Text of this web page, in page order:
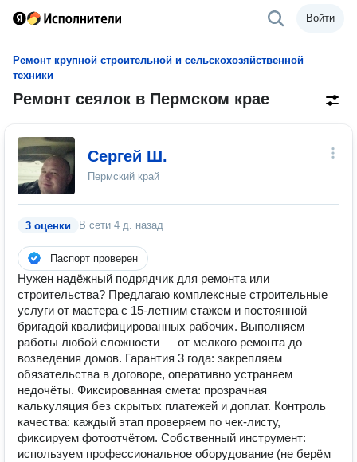
Войти
Ремонт крупной строительной и сельскохозяйственной
техники
Ремонт сеялок в Пермском крае
Сергей Ш.
Пермский край
3 оценки В сети 4 д. назад
Паспорт проверен
Нужен надёжный подрядчик для ремонта или
строительства? Предлагаю комплексные строительные
услуги от мастера с 15‑летним стажем и постоянной
бригадой квалифицированных рабочих. Выполняем
работы любой сложности — от мелкого ремонта до
возведения домов. Гарантия 3 года: закрепляем
обязательства в договоре, оперативно устраняем
недочёты. Фиксированная смета: прозрачная
калькуляция без скрытых платежей и доплат. Контроль
качества: каждый этап проверяем по чек‑листу,
фиксируем фотоотчётом. Собственный инструмент:
используем профессиональное оборудование (не берём